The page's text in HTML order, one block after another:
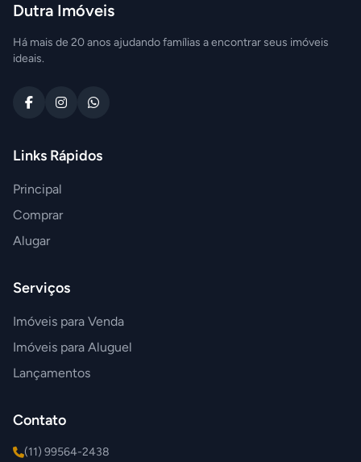
Dutra Imóveis
Há mais de 20 anos ajudando famílias a encontrar seus imóveis
ideais.
Links Rápidos
Principal
Comprar
Alugar
Serviços
Imóveis para Venda
Imóveis para Aluguel
Lançamentos
Contato
(11) 99564-2438